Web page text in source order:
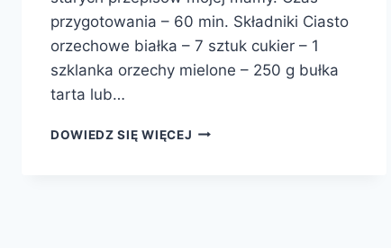
przygotowania – 60 min. Składniki Ciasto
orzechowe białka – 7 sztuk cukier – 1
szklanka orzechy mielone – 250 g bułka
tarta lub…
DOWIEDZ SIĘ WIĘCEJ PLACEK